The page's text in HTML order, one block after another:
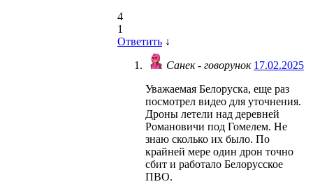
4
1
Ответить ↓
Санек - говорунок 17.02.2025
Уважаемая Белоруска, еще раз
посмотрел видео для уточнения.
Дроны летели над деревней
Романовичи под Гомелем. Не
знаю сколько их было. По
крайней мере один дрон точно
сбит и работало Белорусское
ПВО.